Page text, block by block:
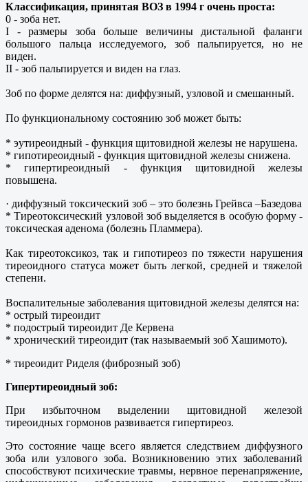
Классификация, принятая ВОЗ в 1994 г очень проста:
0 - зоба нет.
I - размеры зоба больше величины дистальной фаланги
большого пальца исследуемого, зоб пальпируется, но не
виден.
II - зоб пальпируется и виден на глаз.
Зоб по форме делятся на: диффузный, узловой и смешанный.
По функциональному состоянию зоб может быть:
* эутиреоидный - функция щитовидной железы не нарушена.
* гипотиреоидный - функция щитовидной железы снижена.
* гипертиреоидный - функция щитовидной железы
повышена.
· диффузный токсический зоб – это болезнь Грейвса –Базедова
* Тиреотоксический узловой зоб выделяется в особую форму -
токсическая аденома (болезнь Пламмера).
Как тиреотоксикоз, так и гипотиреоз по тяжести нарушения
тиреоидного статуса может быть легкой, средней и тяжелой
степени.
Воспалительные заболевания щитовидной железы делятся на:
* острый тиреоидит
* подострый тиреоидит Де Кервена
* хронический тиреоидит (так называемый зоб Хашимото).
* тиреоидит Риделя (фиброзный зоб)
Гипертиреоидный зоб:
При избыточном выделении щитовидной железой
тиреоидных гормонов развивается гипертиреоз.
Это состояние чаще всего является следствием диффузного
зоба или узлового зоба. Возникновению этих заболеваний
способствуют психические травмы, нервное перенапряжение,